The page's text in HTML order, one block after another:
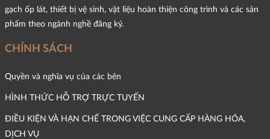
gạch ốp lát, thiết bị vệ sinh, vật liệu hoàn thiện công trình và các sản
phẩm theo ngành nghề đăng ký.
CHÍNH SÁCH
Quyền và nghĩa vụ của các bên
HÌNH THỨC HỖ TRỢ TRỰC TUYẾN
ĐIỀU KIỆN VÀ HẠN CHẾ TRONG VIỆC CUNG CẤP HÀNG HÓA,
DỊCH VỤ